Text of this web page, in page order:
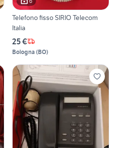
Telefono fisso SIRIO Telecom
Italia
25 €
Bologna (BO)